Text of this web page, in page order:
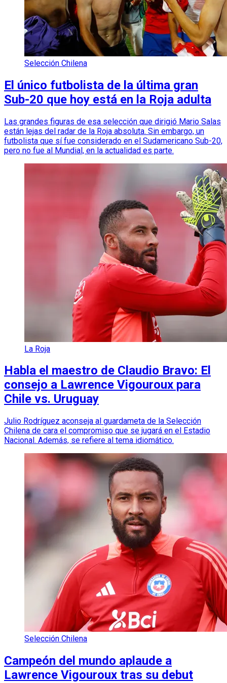
Selección Chilena
El único futbolista de la última gran
Sub-20 que hoy está en la Roja adulta
Las grandes figuras de esa selección que dirigió Mario Salas
están lejas del radar de la Roja absoluta. Sin embargo, un
futbolista que sí fue considerado en el Sudamericano Sub-20,
pero no fue al Mundial, en la actualidad es parte.
La Roja
Habla el maestro de Claudio Bravo: El
consejo a Lawrence Vigouroux para
Chile vs. Uruguay
Julio Rodríguez aconseja al guardameta de la Selección
Chilena de cara el compromiso que se jugará en el Estadio
Nacional. Además, se refiere al tema idiomático.
Selección Chilena
Campeón del mundo aplaude a
Lawrence Vigouroux tras su debut